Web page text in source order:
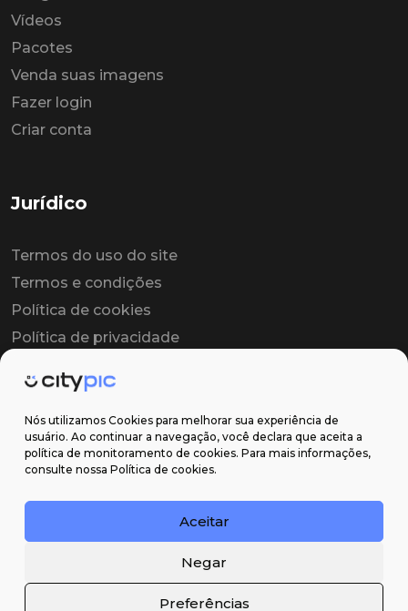
Nós utilizamos Cookies para melhorar sua experiência de
usuário. Ao continuar a navegação, você declara que aceita a
política de monitoramento de cookies. Para mais informações,
consulte nossa Política de cookies.
Aceitar
Negar
Preferências
Vídeos
Pacotes
Venda suas imagens
Fazer login
Criar conta
Jurídico
Termos do uso do site
Termos e condições
Política de cookies
Política de privacidade
Contrato de licença
Suporte
Email: contato@citypic.com.br